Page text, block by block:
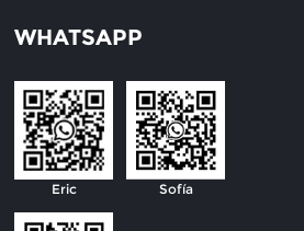
WHATSAPP
Eric Sofía